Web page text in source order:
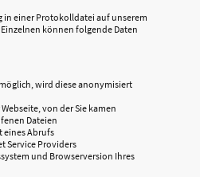
in einer Protokolldatei auf unserem
können folgende Daten
wird diese anonymisiert
von der Sie kamen
Dateien
eines Abrufs
Service Providers
und Browserversion Ihres